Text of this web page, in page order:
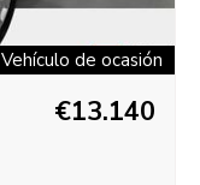
Vehículo de ocasión
€13.140